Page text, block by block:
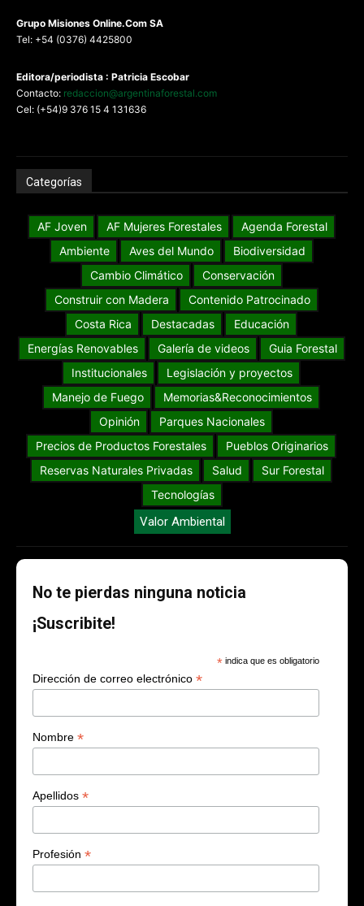
Grupo Misiones Online.Com SA
Tel: +54 (0376) 4425800
Editora/periodista : Patricia Escobar
Contacto: redaccion@argentinaforestal.com
Cel: (+54)9 376 15 4 131636
Categorías
AF Joven AF Mujeres Forestales
Agenda Forestal
Ambiente
Aves del Mundo
Biodiversidad
Cambio Climático
Conservación
Construir con Madera
Contenido Patrocinado
Costa Rica
Destacadas
Educación
Energías Renovables
Galería de videos
Guia Forestal
Institucionales
Legislación y proyectos
Manejo de Fuego
Memorias&Reconocimientos
Opinión
Parques Nacionales
Precios de Productos Forestales
Pueblos Originarios
Reservas Naturales Privadas
Salud
Sur Forestal
Tecnologías
Valor Ambiental
No te pierdas ninguna noticia
¡Suscribite!
* indica que es obligatorio
Dirección de correo electrónico *
Nombre *
Apellidos *
Profesión *